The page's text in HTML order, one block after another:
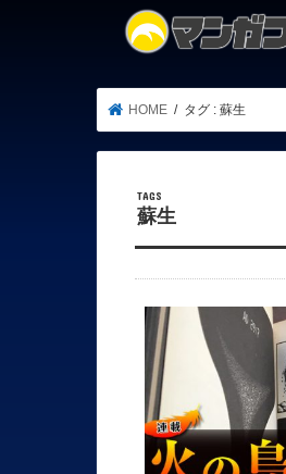
HOME タグ : 蘇生
蘇生